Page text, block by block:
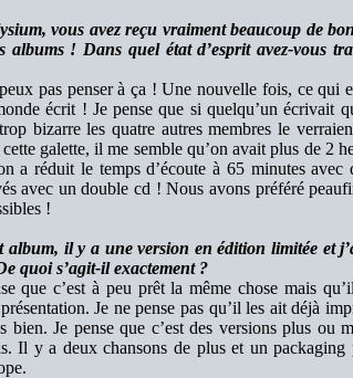
vous avez reçu vraiment beaucoup de
albums ! Dans quel état d’esprit avez-vous
pas penser à ça ! Une nouvelle fois, ce qui
écrit ! Je pense que si quelqu’un écrivait
bizarre les quatre autres membres le
galette, il me semble qu’on avait plus de 2
a réduit le temps d’écoute à 65 minutes
avec un double cd ! Nous avons préféré
!
il y a une version en édition limitée et
quoi s’agit-il exactement ?
que c’est à peu prêt la même chose mais
Je ne pense pas qu’il les ait déjà
bien. Je pense que c’est des versions plus ou
Il y a deux chansons de plus et un